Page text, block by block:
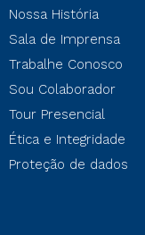
Nossa História
Sala de Imprensa
Trabalhe Conosco
Sou Colaborador
Tour Presencial
Ética e Integridade
Proteção de dados